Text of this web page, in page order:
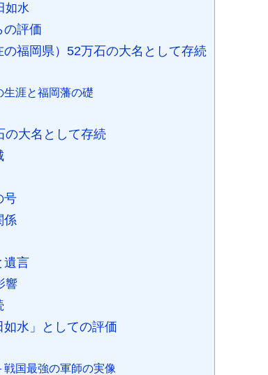
如水
の評価
福岡県）52万石の大名として存続
生涯と福岡藩の礎
の大名として存続
号
係
遺言
響
水」としての評価
国最強の軍師の実像